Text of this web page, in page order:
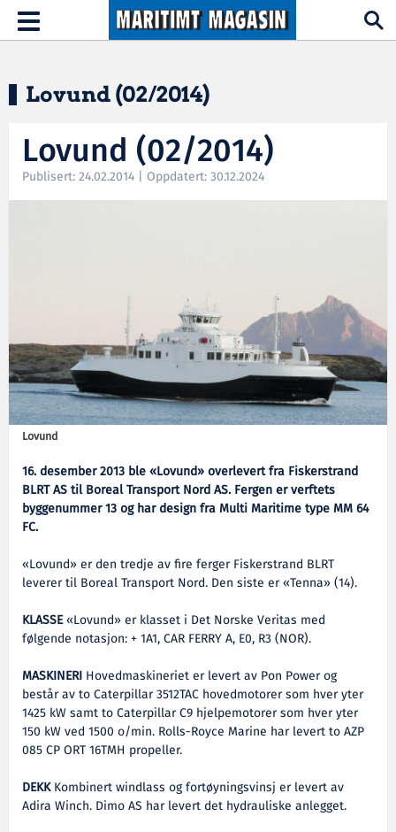
Hopp til hovedinnhold
Toggle
navigation
Lovund (02/2014)
Lovund (02/2014)
Publisert: 24.02.2014 | Oppdatert: 30.12.2024
Lovund
16. desember 2013 ble «Lovund» overlevert fra Fiskerstrand
BLRT AS til Boreal Transport Nord AS. Fergen er verftets
byggenummer 13 og har design fra Multi Maritime type MM 64
FC.
«Lovund» er den tredje av fire ferger Fiskerstrand BLRT
leverer til Boreal Transport Nord. Den siste er «Tenna» (14).
KLASSE«Lovund» er klasset i Det Norske Veritas med
følgende notasjon: + 1A1, CAR FERRY A, E0, R3 (NOR).
MASKINERI Hovedmaskineriet er levert av Pon Power og
består av to Caterpillar 3512TAC hovedmotorer som hver yter
1425 kW samt to Caterpillar C9 hjelpemotorer som hver yter
150 kW ved 1500 o/min. Rolls-Royce Marine har levert to AZP
085 CP ORT 16TMH propeller.
DEKKKombinert windlass og fortøyningsvinsj er levert av
Adira Winch. Dimo AS har levert det hydrauliske anlegget.